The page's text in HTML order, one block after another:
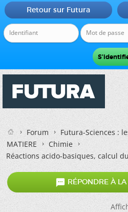
Retour sur Futura
Forum
Futura-Sciences :
MATIERE
Chimie
Réactions acido-basiques, calcul
 RÉPONDRE À